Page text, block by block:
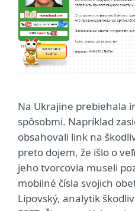
Na Ukrajine prebiehala
spôsobmi. Napríklad
obsahovali link na
preto dojem, že išlo o
jeho tvorcovia museli
mobilné čísla svojich
Lipovský, analytik